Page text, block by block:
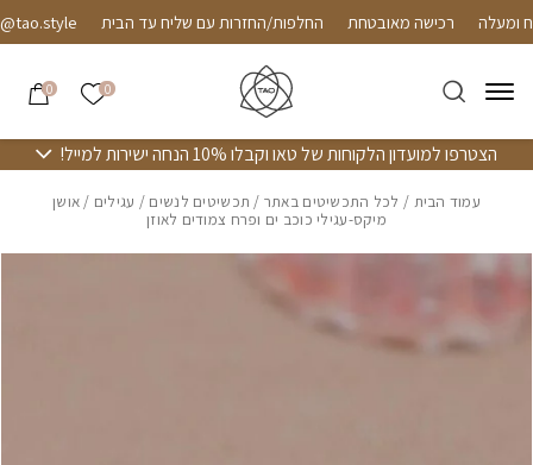
Skip to Contentרכישה מאובטחת החלפות/החזרות עם שליח עד הבית
0 הרשימה
0
הצטרפו למועדון הלקוחות של טאו וקבלו 10% הנחה ישירות למייל!
עמוד הבית / לכל התכשיטים באתר / תכשיטים לנשים / עגילים / אושן
מיקס-עגילי כוכב ים ופרח צמודים לאוזן
בחזרה למעלה